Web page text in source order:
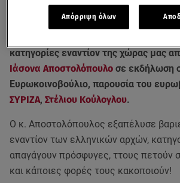
κατηγορίες εναντίον της χώρας μας
Ιάσονα Αποστολόπουλο σε εκδήλωση
Ευρωκοινοβούλιο, παρουσία του
ΣΥΡΙΖΑ, Στέλιου Κούλογλου.
Ο κ. Αποστολόπουλος εξαπέλυσε
εναντίον των ελληνικών αρχών,
απαγάγουν πρόσφυγες, ττους πετούν
και κάποιες φορές τους κακοποιούν!
Απόρριψη όλων